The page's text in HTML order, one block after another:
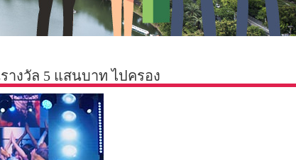
างวัล 5 แสนบาท ไปครอง